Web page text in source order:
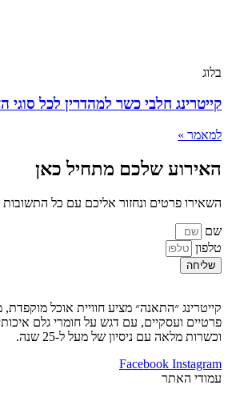
בלוג
קייטרינג חלבי כשר למהדרין לכל סוגי
למאמר »
האירוע שלכם מתחיל כאן
השאירו פרטים ונחזור אליכם עם כל
שם
טלפון
שליחה
קייטרינג ״התאנה״ מציע חוויית אוכל מוקפדת,
פרטיים ועסקיים, עם דגש על חומרי גלם
וכשרות מלאה עם ניסיון של מעל ל-25 שנה.
Facebook Instagram
עמודי האתר